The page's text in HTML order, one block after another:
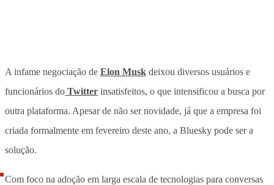
A infame negociação de Elon Musk deixou diversos usuários e
funcionários do Twitter insatisfeitos, o que intensificou a busca por
outra plataforma. Apesar de não ser novidade, já que a empresa foi
criada formalmente em fevereiro deste ano, a Bluesky pode ser a
solução.
Com foco na adoção em larga escala de tecnologias para conversas